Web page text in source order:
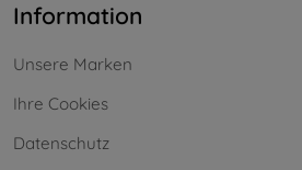
Information
Unsere Marken
Ihre Cookies
Datenschutz